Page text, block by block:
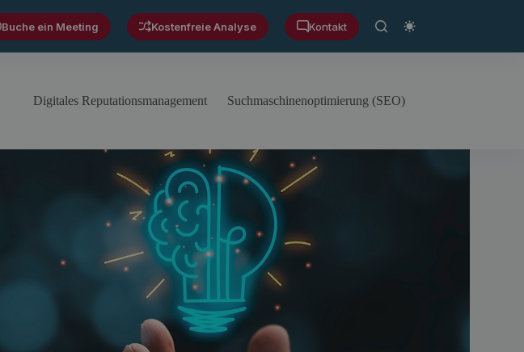
Buche ein Meeting Kostenfreie Analyse Kontakt
Digitales Reputationsmanagement Suchmaschinenoptimierung (SEO)